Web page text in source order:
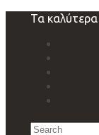
navigation
Τα
Search